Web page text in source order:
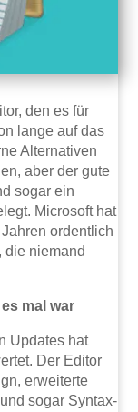
den es für
lange auf das
Alternativen
aber der gute
sogar ein
Microsoft hat
ordentlich
die niemand
mal war
Updates hat
Der Editor
erweiterte
sogar Syntax-